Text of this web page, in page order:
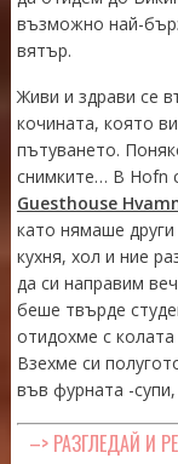
възможно най-
вятър.
Живи и здрави се
кочината, която
пътуването.
снимките… В Hofn
Guesthouse
като нямаше
кухня, хол и ние
да си направим
беше твърде
отидохме с
Взехме си
във фурната -
–> РАЗГЛЕДАЙ И